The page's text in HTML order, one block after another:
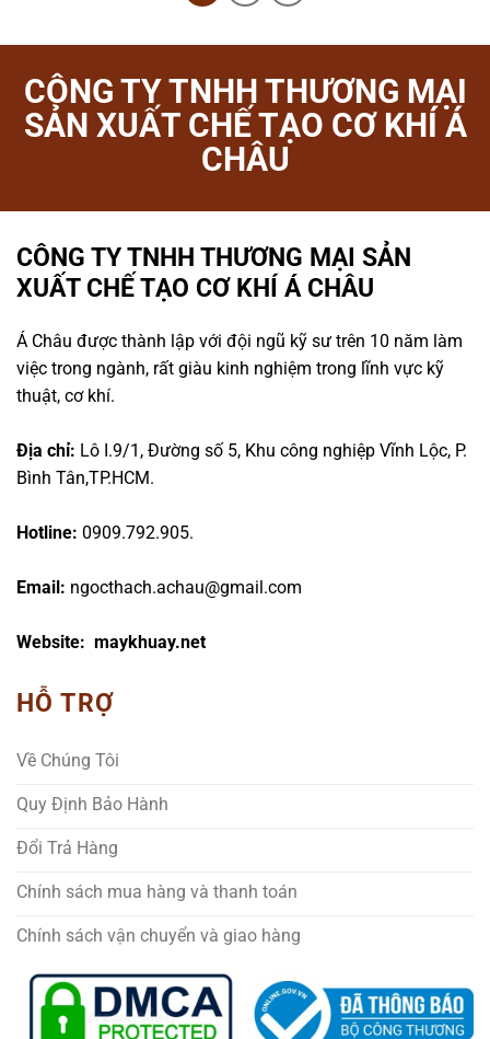
CÔNG TY TNHH THƯƠNG MẠI
SẢN XUẤT CHẾ TẠO CƠ KHÍ Á
CHÂU
CÔNG TY TNHH THƯƠNG MẠI SẢN
XUẤT CHẾ TẠO CƠ KHÍ Á CHÂU
Á Châu được thành lập với đội ngũ kỹ sư trên 10 năm làm
việc trong ngành, rất giàu kinh nghiệm trong lĩnh vực kỹ
thuật, cơ khí.
Địa chỉ: Lô I.9/1, Đường số 5, Khu công nghiệp Vĩnh Lộc, P.
Bình Tân,TP.HCM.
Hotline: 0909.792.905.
Email: ngocthach.achau@gmail.com
Website: maykhuay.net
HỖ TRỢ
Về Chúng Tôi
Quy Định Bảo Hành
Đổi Trả Hàng
Chính sách mua hàng và thanh toán
Chính sách vận chuyển và giao hàng